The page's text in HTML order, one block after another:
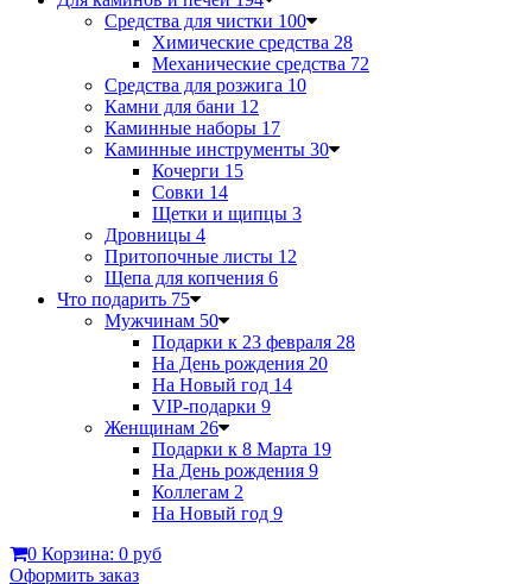
Средства для чистки 100
Химические средства 28
Механические средства 72
Средства для розжига 10
Камни для бани 12
Каминные наборы 17
Каминные инструменты 30
Кочерги 15
Совки 14
Щетки и щипцы 3
Дровницы 4
Притопочные листы 12
Щепа для копчения 6
Что подарить 75
Мужчинам 50
Подарки к 23 февраля 28
На День рождения 20
На Новый год 14
VIP-подарки 9
Женщинам 26
Подарки к 8 Марта 19
На День рождения 9
Коллегам 2
На Новый год 9
0 Корзина: 0 руб
Оформить заказ